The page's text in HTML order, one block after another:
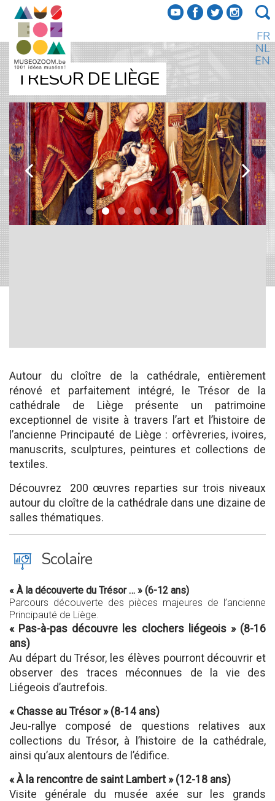
f a b e
FR
NL
EN
TRÉSOR DE LIÈGE
k l
Autour du cloître de la cathédrale, entièrement
rénové et parfaitement intégré, le Trésor de la
cathédrale de Liège présente un patrimoine
exceptionnel de visite à travers l’art et l’histoire de
l’ancienne Principauté de Liège : orfèvreries, ivoires,
manuscrits, sculptures, peintures et collections de
textiles.
Découvrez 200 œuvres reparties sur trois niveaux
autour du cloître de la cathédrale dans une dizaine de
salles thématiques.
J Scolaire
« À la découverte du Trésor … » (6-12 ans)
Parcours découverte des pièces majeures de l’ancienne
Principauté de Liège.
« Pas-à-pas découvre les clochers liégeois » (8-16
ans)
Au départ du Trésor, les élèves pourront découvrir et
observer des traces méconnues de la vie des
Liégeois d’autrefois.
« Chasse au Trésor » (8-14 ans)
Jeu-rallye composé de questions relatives aux
collections du Trésor, à l’histoire de la cathédrale,
ainsi qu’aux alentours de l’édifice.
« À la rencontre de saint Lambert » (12-18 ans)
Visite générale du musée axée sur les grands